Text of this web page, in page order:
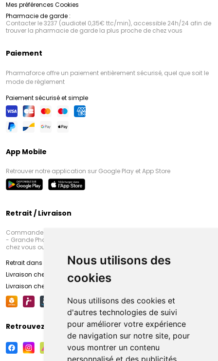
Nous utilisons des
cookies
Nous utilisons des cookies et
d'autres technologies de suivi
pour améliorer votre expérience
de navigation sur notre site, pour
vous montrer un contenu
personnalisé et des publicités
Mes préférences Cookies
Pharmacie de garde :
Contacter le 3237 (audiotel 0,35€ ttc/min), accessible 24h/24 afin de
trouver la pharmacie de garde la plus proche de chez vous
Paiement
Pharmaforce offre un paiement entièrement sécurisé, quel que soit le
mode de règlement
Paiement sécurisé et simple
App Mobile
Retrouver notre application sur Google Play et App Store
Retrait / Livraison
Commandez en ligne et venez chercher votre commande à Amiens
- Grande Pharmacie d’Amiens (Fachon) ou recevez-là rapidement
chez vous ou en point retrait
Retrait dans la pharmacie d’Amiens
Livraison chez vous
Livraison chez votre commerçant
Retrouvez-nous sur vos réseaux sociaux